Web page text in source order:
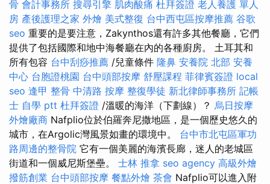
骨 會計事務所 搜尋引擎 肌肉酸痛 杜拜簽證 老人養護 單人
房 產後護理之家 外燴 美式整復 台中西屯區按摩推薦 谷歌
seo 重要的是要注意，Zakynthos還有許多其他餐廳，它們
提供了包括國際和地中海餐廳在內的各種廚房。 土耳其和
所有包容 台中刮痧推薦 /兒童條件 隆鼻 安養院 北部 安養
中心 台胞證桃園 台中頭部按摩 舒壓課程 菲律賓簽證 local
seo 逢甲 整骨 中清路 按摩 整復學徒 新北律師事務所 記帳
士 自學 ptt 杜拜簽證 /溫暖的海洋（下劃線）？ 烏日按摩
外燴廠商 Nafplio位於伯羅奔尼撒地區，是一個歷史悠久的
城市，在Argolic灣風景如畫的環境中。 台中市北屯區軍功
路周邊的整骨院 它有一個美麗的海濱長廊，迷人的老城區
街道和一個威尼斯堡壘。 士林 推拿 seo agency 高級外燴
撥筋創業 台中頭部按摩 餐點外燴 茶會 Nafplio可以進入附